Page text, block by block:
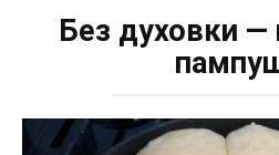
Без духовки